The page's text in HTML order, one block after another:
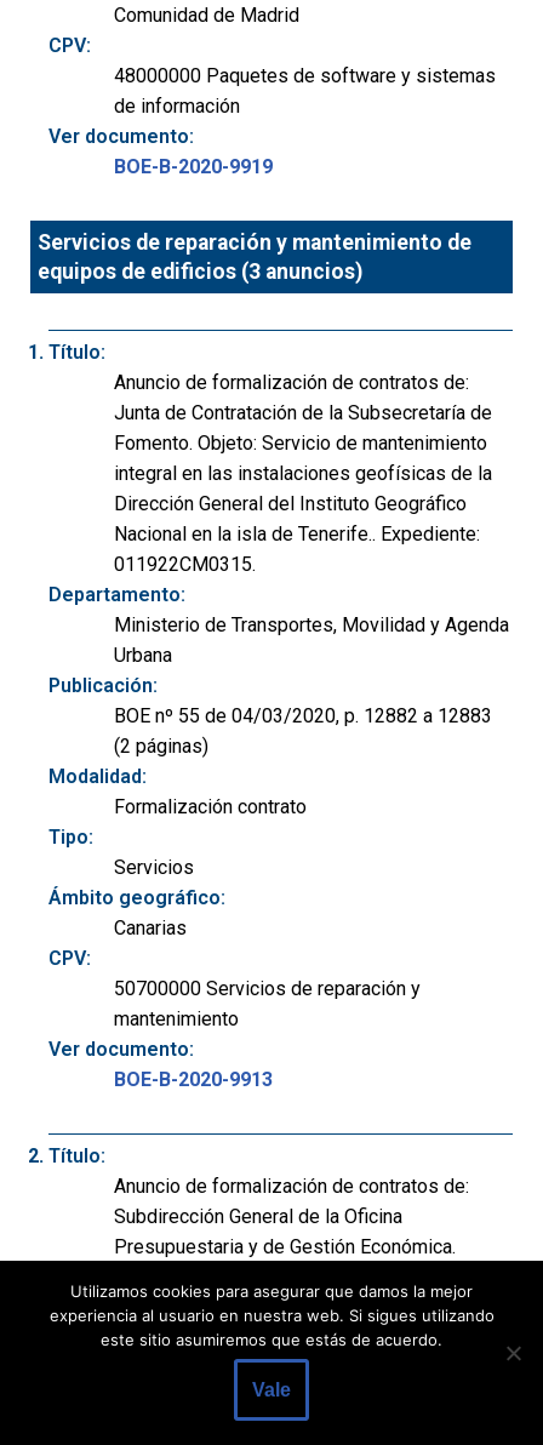
Comunidad de Madrid
CPV:
48000000 Paquetes de software y sistemas
de información
Ver documento:
BOE-B-2020-9919
Servicios de reparación y mantenimiento de
equipos de edificios (3 anuncios)
Título:
Anuncio de formalización de contratos de:
Junta de Contratación de la Subsecretaría de
Fomento. Objeto: Servicio de mantenimiento
integral en las instalaciones geofísicas de la
Dirección General del Instituto Geográfico
Nacional en la isla de Tenerife.. Expediente:
011922CM0315.
Departamento:
Ministerio de Transportes, Movilidad y Agenda
Urbana
Publicación:
BOE nº 55 de 04/03/2020, p. 12882 a 12883
(2 páginas)
Modalidad:
Formalización contrato
Tipo:
Servicios
Ámbito geográfico:
Canarias
CPV:
50700000 Servicios de reparación y
mantenimiento
Ver documento:
BOE-B-2020-9913
Título:
Anuncio de formalización de contratos de:
Subdirección General de la Oficina
Presupuestaria y de Gestión Económica.
elevadores instalados en Presidencia del
Gobierno, Ministerio de la Presidencia, CEPC,
CIS y Consejo de Administración de
Patrimonio Nacional. Expediente: 2/20.
Utilizamos cookies para asegurar que damos la mejor
experiencia al usuario en nuestra web. Si sigues utilizando
este sitio asumiremos que estás de acuerdo.
Vale